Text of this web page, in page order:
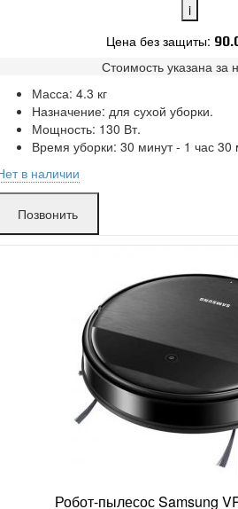
i
Без скрытых
Цена без защиты:
Стоимость указана за
Масса: 4.3 кг
Назначение: для сухой уборки.
Мощность: 130 Вт.
Время уборки: 30 минут - 1 час 30
в наличии
Позвонить
Робот-пылесос Samsung